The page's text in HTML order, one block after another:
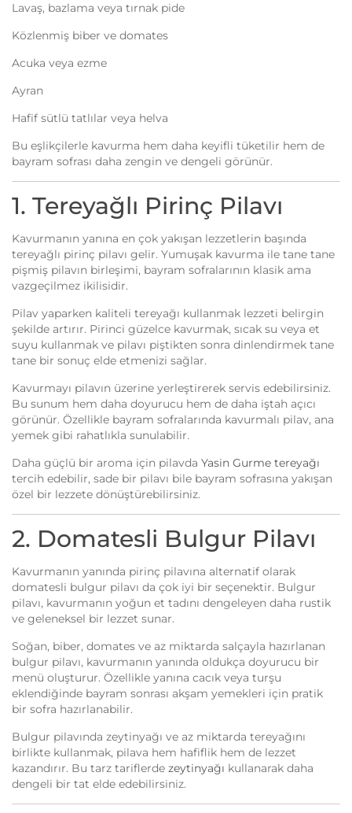
Lavaş, bazlama veya tırnak pide
Közlenmiş biber ve domates
Acuka veya ezme
Ayran
Hafif sütlü tatlılar veya helva
Bu eşlikçilerle kavurma hem daha keyifli tüketilir hem de
bayram sofrası daha zengin ve dengeli görünür.
1. Tereyağlı Pirinç Pilavı
Kavurmanın yanına en çok yakışan lezzetlerin başında
tereyağlı pirinç pilavı gelir. Yumuşak kavurma ile tane tane
pişmiş pilavın birleşimi, bayram sofralarının klasik ama
vazgeçilmez ikilisidir.
Pilav yaparken kaliteli tereyağı kullanmak lezzeti belirgin
şekilde artırır. Pirinci güzelce kavurmak, sıcak su veya et
suyu kullanmak ve pilavı piştikten sonra dinlendirmek tane
tane bir sonuç elde etmenizi sağlar.
Kavurmayı pilavın üzerine yerleştirerek servis edebilirsiniz.
Bu sunum hem daha doyurucu hem de daha iştah açıcı
görünür. Özellikle bayram sofralarında kavurmalı pilav, ana
yemek gibi rahatlıkla sunulabilir.
Daha güçlü bir aroma için pilavda Yasin Gurme tereyağı
tercih edebilir, sade bir pilavı bile bayram sofrasına yakışan
özel bir lezzete dönüştürebilirsiniz.
2. Domatesli Bulgur Pilavı
Kavurmanın yanında pirinç pilavına alternatif olarak
domatesli bulgur pilavı da çok iyi bir seçenektir. Bulgur
pilavı, kavurmanın yoğun et tadını dengeleyen daha rustik
ve geleneksel bir lezzet sunar.
Soğan, biber, domates ve az miktarda salçayla hazırlanan
bulgur pilavı, kavurmanın yanında oldukça doyurucu bir
menü oluşturur. Özellikle yanına cacık veya turşu
eklendiğinde bayram sonrası akşam yemekleri için pratik
bir sofra hazırlanabilir.
Bulgur pilavında zeytinyağı ve az miktarda tereyağını
birlikte kullanmak, pilava hem hafiflik hem de lezzet
kazandırır. Bu tarz tariflerde zeytinyağı kullanarak daha
dengeli bir tat elde edebilirsiniz.